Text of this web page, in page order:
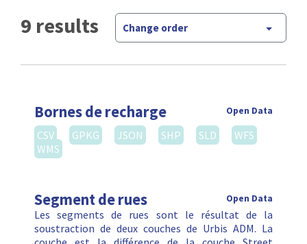
9 results Change order
Bornes de recharge Open Data
CSV GPKG JSON SHP SLD
WFS
WMS
Segment de rues Open Data
Les segments de rues sont le résultat de la
soustraction de deux couches de Urbis ADM. La